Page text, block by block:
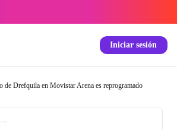
Iniciar sesión
de Drefquila en Movistar Arena es reprogramado